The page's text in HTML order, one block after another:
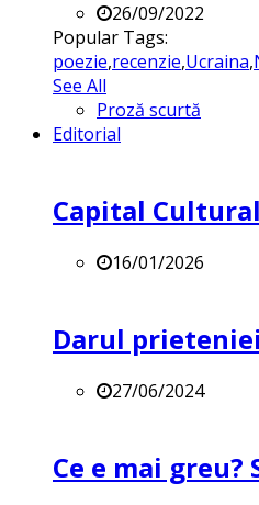
26/09/2022
Popular Tags:
poezie,recenzie,Ucraina,
See All
Proză scurtă
Editorial
Capital
16/01/2026
Darul prieteniei
27/06/2024
Ce e mai greu?